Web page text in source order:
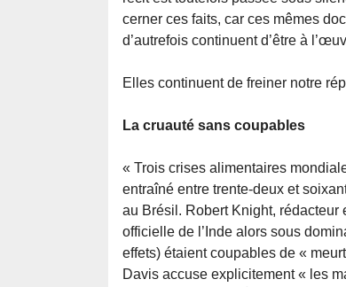
cerner ces faits, car ces mêmes
d’autrefois continuent d’être à
Elles continuent de freiner notre
La cruauté sans coupables
« Trois crises alimentaires
entraîné entre trente-deux et
au Brésil. Robert Knight,
officielle de l’Inde alors sous
effets) étaient coupables de «
Davis accuse explicitement « les